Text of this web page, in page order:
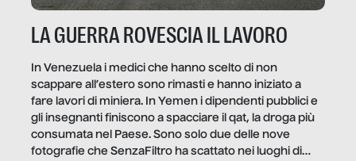
LA GUERRA ROVESCIA IL LAVORO
In Venezuela i medici che hanno scelto di non
scappare all’estero sono rimasti e hanno iniziato a
fare lavori di miniera. In Yemen i dipendenti pubblici e
gli insegnanti finiscono a spacciare il qat, la droga più
consumata nel Paese. Sono solo due delle nove
fotografie che SenzaFiltro ha scattato nei luoghi di